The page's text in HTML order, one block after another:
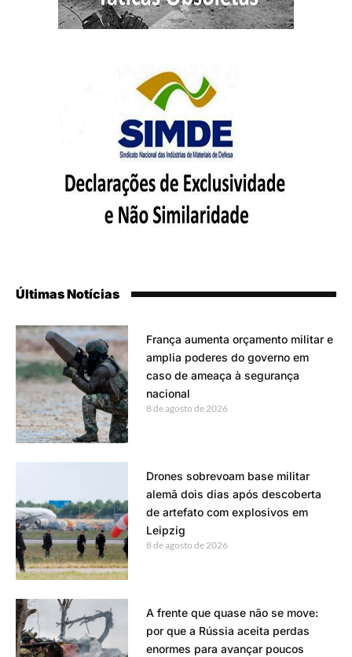
Últimas Notícias
França aumenta orçamento militar e
amplia poderes do governo em
caso de ameaça à segurança
nacional
8 de agosto de 2026
Drones sobrevoam base militar
alemã dois dias após descoberta
de artefato com explosivos em
Leipzig
8 de agosto de 2026
A frente que quase não se move:
por que a Rússia aceita perdas
enormes para avançar poucos